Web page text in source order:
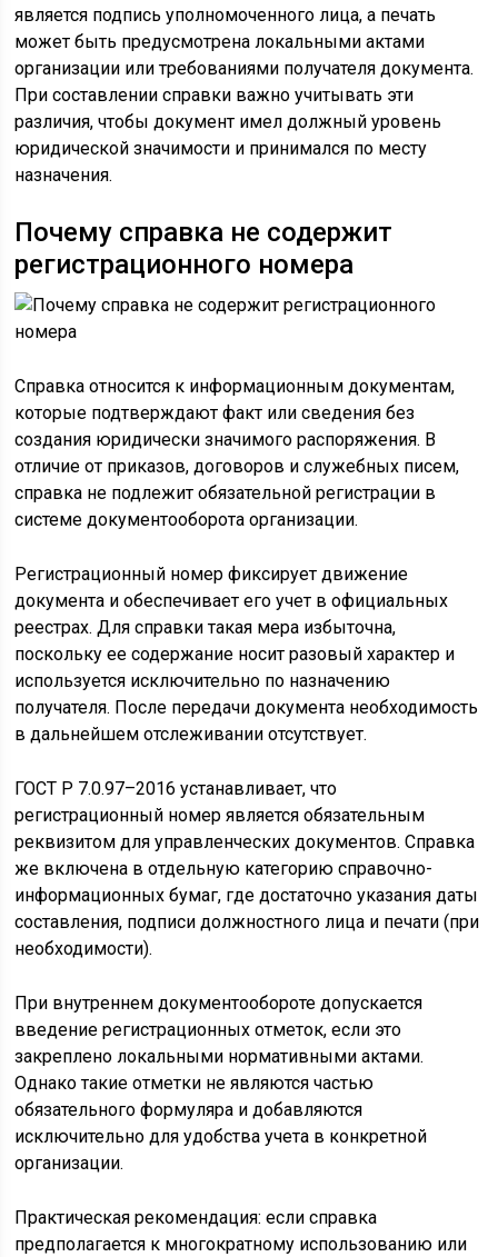
является подпись уполномоченного лица, а печать
может быть предусмотрена локальными актами
организации или требованиями получателя документа.
При составлении справки важно учитывать эти
различия, чтобы документ имел должный уровень
юридической значимости и принимался по месту
назначения.
Почему справка не содержит
регистрационного номера
Справка относится к информационным документам,
которые подтверждают факт или сведения без
создания юридически значимого распоряжения. В
отличие от приказов, договоров и служебных писем,
справка не подлежит обязательной регистрации в
системе документооборота организации.
Регистрационный номер фиксирует движение
документа и обеспечивает его учет в официальных
реестрах. Для справки такая мера избыточна,
поскольку ее содержание носит разовый характер и
используется исключительно по назначению
получателя. После передачи документа необходимость
в дальнейшем отслеживании отсутствует.
ГОСТ Р 7.0.97–2016 устанавливает, что
регистрационный номер является обязательным
реквизитом для управленческих документов. Справка
же включена в отдельную категорию справочно-
информационных бумаг, где достаточно указания даты
составления, подписи должностного лица и печати (при
необходимости).
При внутреннем документообороте допускается
введение регистрационных отметок, если это
закреплено локальными нормативными актами.
Однако такие отметки не являются частью
обязательного формуляра и добавляются
исключительно для удобства учета в конкретной
организации.
Практическая рекомендация: если справка
предполагается к многократному использованию или